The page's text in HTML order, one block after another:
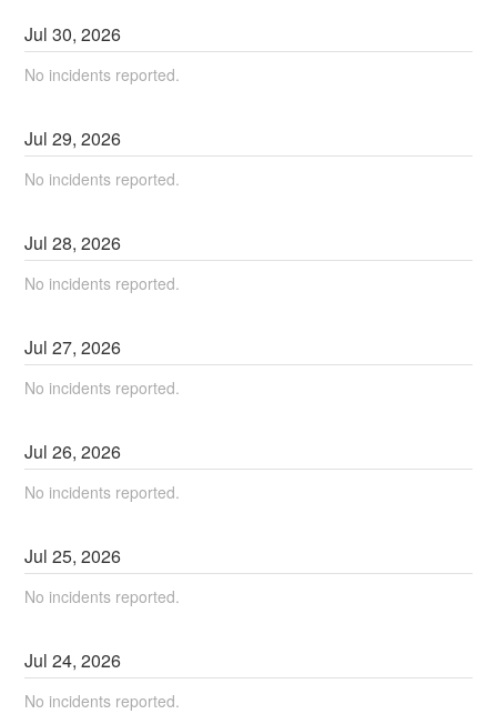
Jul30,2026
No incidents reported.
Jul29,2026
No incidents reported.
Jul28,2026
No incidents reported.
Jul27,2026
No incidents reported.
Jul26,2026
No incidents reported.
Jul25,2026
No incidents reported.
Jul24,2026
No incidents reported.